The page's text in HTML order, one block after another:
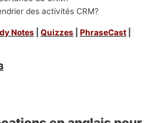
des activités CRM?
Notes |Quizzes |PhraseCast